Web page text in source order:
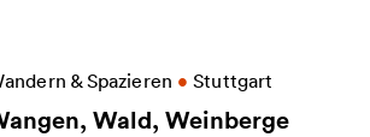
& Spazieren • Stuttgart
Wald, Weinberge
information on Wangen, Wald,